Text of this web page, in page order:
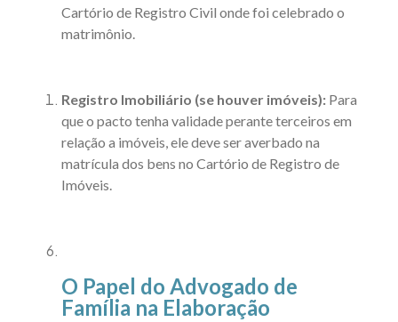
Cartório de Registro Civil onde foi celebrado o
matrimônio.
Registro Imobiliário (se houver imóveis): Para
que o pacto tenha validade perante terceiros em
relação a imóveis, ele deve ser averbado na
matrícula dos bens no Cartório de Registro de
Imóveis.
O Papel do Advogado de
Família na Elaboração